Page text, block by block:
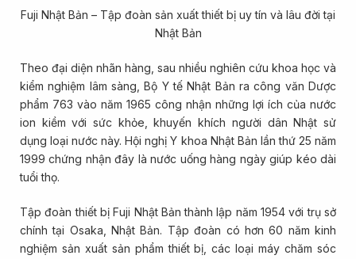
Fuji Nhật Bản – Tập đoàn sản xuất thiết bị uy tín và lâu đời tại
Nhật Bản
Theo đại diện nhãn hàng, sau nhiều nghiên cứu khoa học và
kiểm nghiệm lâm sàng, Bộ Y tế Nhật Bản ra công văn Dược
phẩm 763 vào năm 1965 công nhận những lợi ích của nước
ion kiềm với sức khỏe, khuyến khích người dân Nhật sử
dụng loại nước này. Hội nghị Y khoa Nhật Bản lần thứ 25 năm
1999 chứng nhận đây là nước uống hàng ngày giúp kéo dài
tuổi thọ.
Tập đoàn thiết bị Fuji Nhật Bản thành lập năm 1954 với trụ sở
chính tại Osaka, Nhật Bản. Tập đoàn có hơn 60 năm kinh
nghiệm sản xuất sản phẩm thiết bị, các loại máy chăm sóc